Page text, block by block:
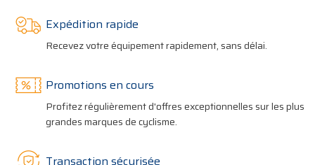
Expédition rapide
Recevez votre équipement rapidement, sans délai.
Promotions en cours
Profitez régulièrement d'offres exceptionnelles sur les plus
grandes marques de cyclisme.
Transaction sécurisée